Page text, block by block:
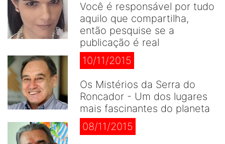
Você é responsável por tudo
aquilo que compartilha,
então pesquise se a
publicação é real
10/11/2015
Os Mistérios da Serra do
Roncador - Um dos lugares
mais fascinantes do planeta
08/11/2015